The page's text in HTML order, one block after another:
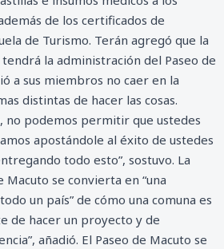
de los certificados de
de Turismo. Terán agregó que la
tendrá la administración del Paseo de
a sus miembros no caer en la
distintas de hacer las cosas.
no podemos permitir que ustedes
apostándole al éxito de ustedes
todo esto”, sostuvo. La
Macuto se convierta en “una
un país” de cómo una comuna es
de hacer un proyecto y de
añadió. El Paseo de Macuto se